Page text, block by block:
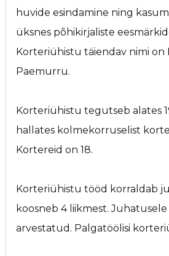
huvide esindamine ning
üksnes põhikirjaliste
Korteriühistu täiendav nimi on
Paemurru.
Korteriühistu tegutseb alates
hallates kolmekorruselist
Kortereid on 18.
Korteriühistu tööd korraldab
koosneb 4 liikmest.
arvestatud. Palgatöölisi